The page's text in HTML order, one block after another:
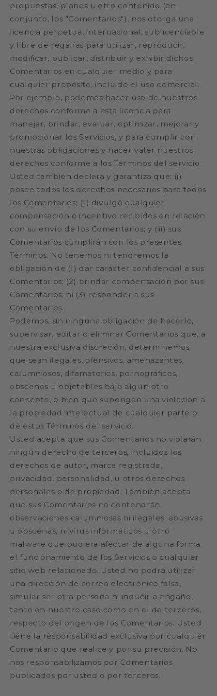
propuestas, planes u otro contenido (en
conjunto, los "Comentarios"), nos otorga una
licencia perpetua, internacional, sublicenciable
y libre de regalías para utilizar, reproducir,
modificar, publicar, distribuir y exhibir dichos
Comentarios en cualquier medio y para
cualquier propósito, incluido el uso comercial.
Por ejemplo, podemos hacer uso de nuestros
derechos conforme a esta licencia para
manejar, brindar, evaluar, optimizar, mejorar y
promocionar los Servicios, y para cumplir con
nuestras obligaciones y hacer valer nuestros
derechos conforme a los Términos del servicio.
Usted también declara y garantiza que: (i)
posee todos los derechos necesarios para todos
los Comentarios; (ii) divulgó cualquier
compensación o incentivo recibidos en relación
con su envío de los Comentarios; y (iii) sus
Comentarios cumplirán con los presentes
Términos. No tenemos ni tendremos la
obligación de (1) dar carácter confidencial a sus
Comentarios; (2) brindar compensación por sus
Comentarios; ni (3) responder a sus
Comentarios.
Podemos, sin ninguna obligación de hacerlo,
supervisar, editar o eliminar Comentarios que, a
nuestra exclusiva discreción, determinemos
que sean ilegales, ofensivos, amenazantes,
calumniosos, difamatorios, pornográficos,
obscenos u objetables bajo algún otro
concepto, o bien que supongan una violación a
la propiedad intelectual de cualquier parte o
de estos Términos del servicio.
Usted acepta que sus Comentarios no violarán
ningún derecho de terceros, incluidos los
derechos de autor, marca registrada,
privacidad, personalidad, u otros derechos
personales o de propiedad. También acepta
que sus Comentarios no contendrán
observaciones calumniosas ni ilegales, abusivas
u obscenas, ni virus informáticos u otro
malware que pudiera afectar de alguna forma
el funcionamiento de los Servicios o cualquier
sitio web relacionado. Usted no podrá utilizar
una dirección de correo electrónico falsa,
simular ser otra persona ni inducir a engaño,
tanto en nuestro caso como en el de terceros,
respecto del origen de los Comentarios. Usted
tiene la responsabilidad exclusiva por cualquier
Comentario que realice y por su precisión. No
nos responsabilizamos por Comentarios
publicados por usted o por terceros.